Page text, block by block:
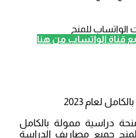
للمنح
قناة الواتساب من هنا
لعام 2023
دراسية ممولة بالكامل
جميع مصاريف الدراسة